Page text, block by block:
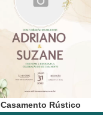
Casamento Rústico